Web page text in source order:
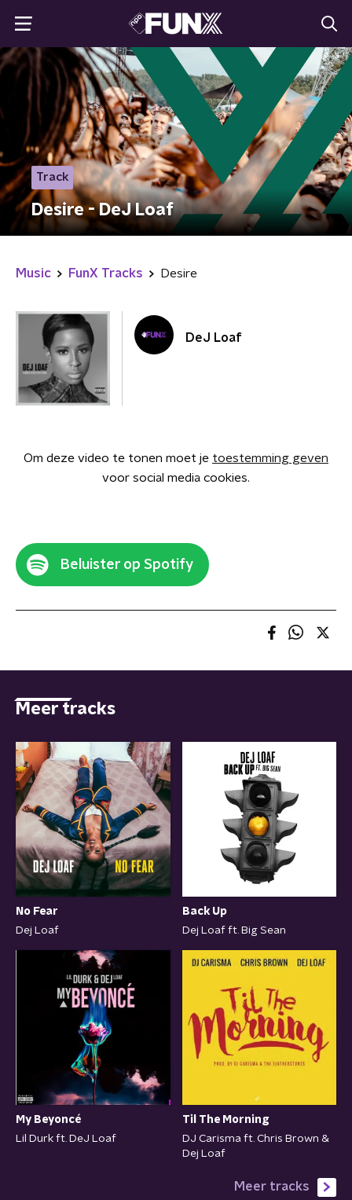
Track
Desire - DeJ Loaf
Music FunX Tracks Desire
DeJ Loaf
Om deze video te tonen moet je toestemming geven
voor social media cookies.
Beluister op Spotify
Meer tracks
No Fear
Dej Loaf
Back Up
Dej Loaf ft. Big Sean
My Beyoncé
Lil Durk ft. DeJ Loaf
Til The Morning
DJ Carisma ft. Chris Brown &
Dej Loaf
Meer tracks